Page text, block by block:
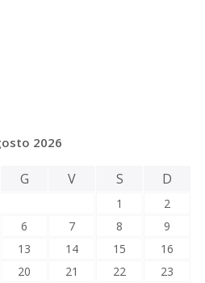
2026
G V S D
1
2
6 7 8
9
13 14 15
16
20 21 22
23